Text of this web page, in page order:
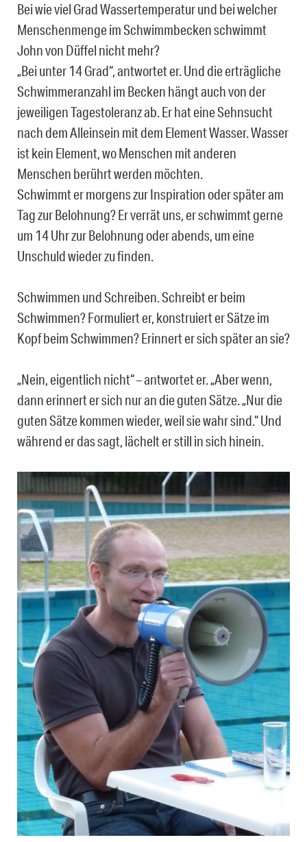
Bei wie viel Grad Wassertemperatur und bei welcher
Menschenmenge im Schwimmbecken schwimmt
John von Düffel nicht mehr?
„Bei unter 14 Grad“, antwortet er. Und die erträgliche
Schwimmeranzahl im Becken hängt auch von der
jeweiligen Tagestoleranz ab. Er hat eine Sehnsucht
nach dem Alleinsein mit dem Element Wasser. Wasser
ist kein Element, wo Menschen mit anderen
Menschen berührt werden möchten.
Schwimmt er morgens zur Inspiration oder später am
Tag zur Belohnung? Er verrät uns, er schwimmt gerne
um 14 Uhr zur Belohnung oder abends, um eine
Unschuld wieder zu finden.
Schwimmen und Schreiben. Schreibt er beim
Schwimmen? Formuliert er, konstruiert er Sätze im
Kopf beim Schwimmen? Erinnert er sich später an sie?
„Nein, eigentlich nicht“ – antwortet er. „Aber wenn,
dann erinnert er sich nur an die guten Sätze. „Nur die
guten Sätze kommen wieder, weil sie wahr sind.“ Und
während er das sagt, lächelt er still in sich hinein.